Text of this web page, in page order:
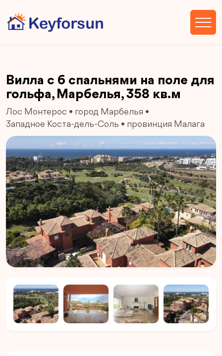
Вилла с 6 спальнями на поле для
гольфа, Марбелья, 358 кв.м
Лос Монтерос • город Марбелья •
Западное Коста-дель-Соль • провинция Малага